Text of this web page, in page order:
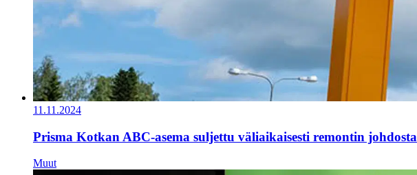
11.11.2024
Prisma Kotkan ABC-asema suljettu väliaikaisesti remontin johdosta
Muut